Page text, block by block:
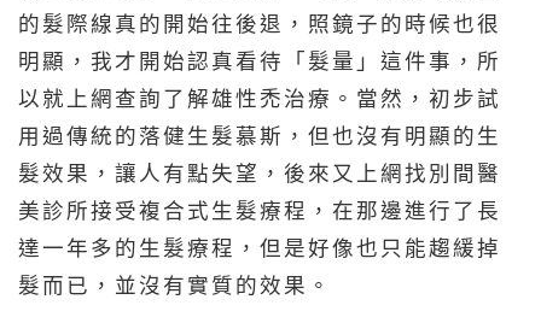
的髮際線真的開始往後退，照鏡子的時候也很
明顯，我才開始認真看待「髮量」這件事，所
以就上網查詢了解雄性禿治療。當然，初步試
用過傳統的落健生髮慕斯，但也沒有明顯的生
髮效果，讓人有點失望，後來又上網找別間醫
美診所接受複合式生髮療程，在那邊進行了長
達一年多的生髮療程，但是好像也只能趨緩掉
髮而已，並沒有實質的效果。